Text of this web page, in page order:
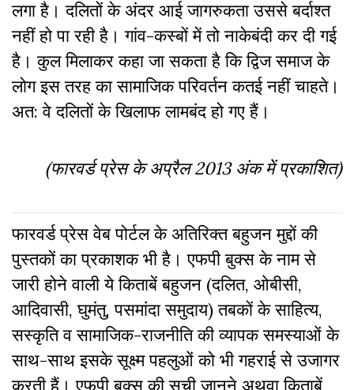
लगा है। दलितों के अंदर आई जागरुकता उससे बर्दाश्त
नहीं हो पा रही है। गांव-कस्बों में तो नाकेबंदी कर दी गई
है। कुल मिलाकर कहा जा सकता है कि द्विज समाज के
लोग इस तरह का सामाजिक परिवर्तन कतई नहीं चाहते।
अत: वे दलितों के खिलाफ लामबंद हो गए हैं।
(फारवर्ड प्रेस के अप्रैल2013 अंक में प्रकाशित)
फारवर्ड प्रेस वेब पोर्टल के अतिरिक्‍त बहुजन मुद्दों की
पुस्‍तकों का प्रकाशक भी है। एफपी बुक्‍स के नाम से
जारी होने वाली ये किताबें बहुजन (दलित, ओबीसी,
आदिवासी, घुमंतु, पसमांदा समुदाय) तबकों के साहित्‍य,
सस्‍क‍ृति व सामाजिक-राजनीति की व्‍यापक समस्‍याओं के
साथ-साथ इसके सूक्ष्म पहलुओं को भी गहराई से उजागर
करती हैं। एफपी बुक्‍स की सूची जानने अथवा किताबें